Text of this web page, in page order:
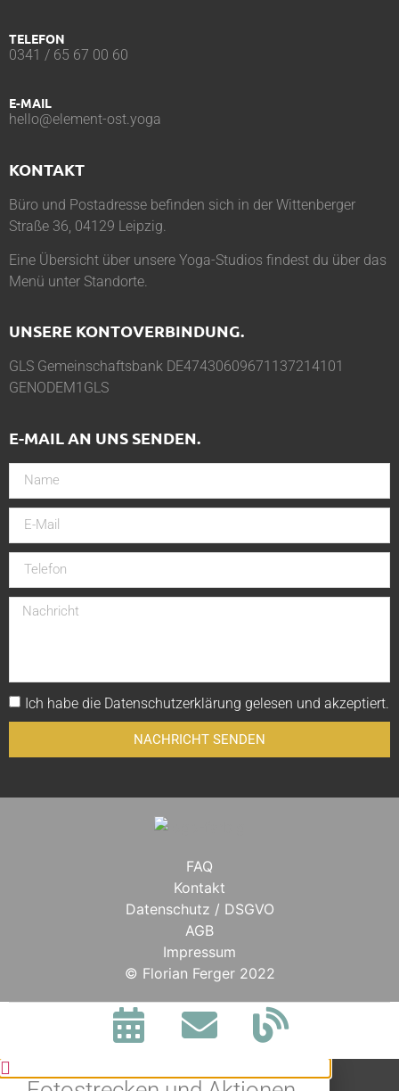
TELEFON
0341 / 65 67 00 60
E-MAIL
hello@element-ost.yoga
KONTAKT
Büro und Postadresse befinden sich in der Wittenberger
Straße 36, 04129 Leipzig.
Eine Übersicht über unsere Yoga-Studios findest du über das
Menü unter Standorte.
UNSERE KONTOVERBINDUNG.
GLS Gemeinschaftsbank DE47430609671137214101
GENODEM1GLS
E-MAIL AN UNS SENDEN.
Ich habe die Datenschutzerklärung gelesen und akzeptiert.
NACHRICHT SENDEN
FAQ
Kontakt
Datenschutz / DSGVO
AGB
Impressum
© Florian Ferger 2022
BLEIBE IN
VERBINDUNG.